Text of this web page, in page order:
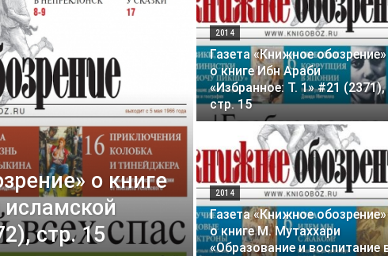
о книге
стр. 15
2014
Газета «Книжное обозрение»
о книге Ибн Араби
«Избранное: Т. 1» #21 (2371),
стр. 15
2014
Газета «Книжное обозрение»
о книге М. Мутаххари
«Образование и воспитание